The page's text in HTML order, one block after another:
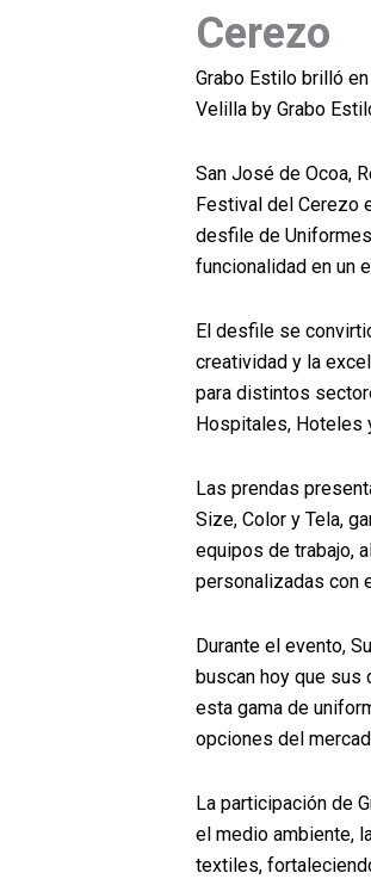
Cerezo
Grabo Estilo brilló
Velilla by Grabo
San José de Ocoa,
Festival del Cerezo
desfile de
funcionalidad en un
El desfile se
creatividad y la
para distintos
Hospitales, Hoteles
Las prendas
Size, Color y Tela,
equipos de trabajo,
personalizadas con
Durante el evento,
buscan hoy que sus
esta gama de
opciones del
La participación de
el medio ambiente,
textiles,